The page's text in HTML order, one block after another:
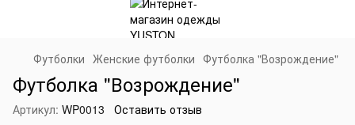
Футболки Женские футболки Футболка "Возрождение"
Футболка "Возрождение"
Артикул: WP0013 Оставить отзыв